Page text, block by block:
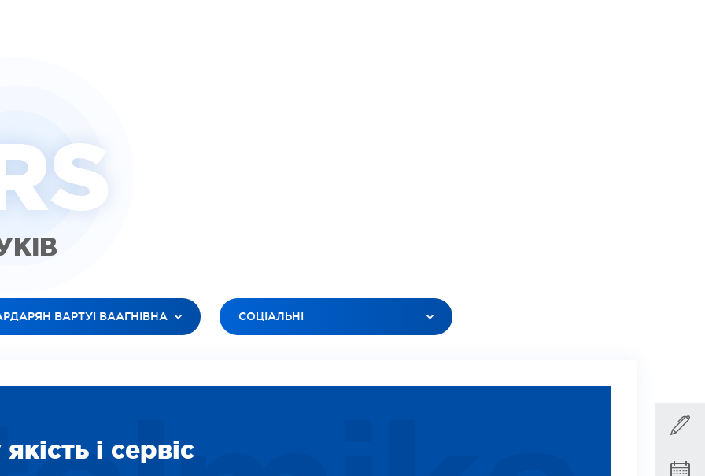
S
ВАРТУІ ВААГНІВНА
ЛІДІЯ ОЛЕКСІЇВНА
СОЦІАЛЬНІ
і сервіс